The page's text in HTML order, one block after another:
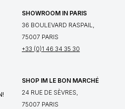
SHOWROOM IN PARIS
36 BOULEVARD RASPAIL,
75007 PARIS
+33 (0)1 46 34 35 30
SHOP IM LE BON MARCHÉ
24 RUE DE SÈVRES,
75007 PARIS